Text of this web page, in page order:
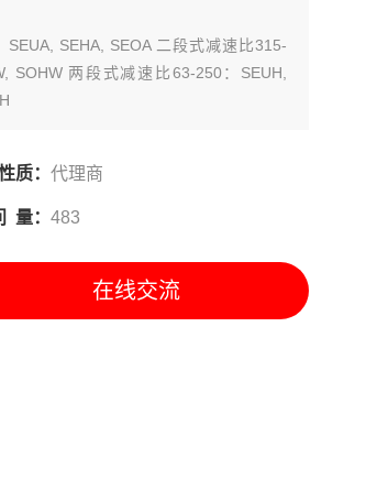
SEHA, SEOA 二段式减速比315-
SOHW 两段式减速比63-250：SEUH,
质： 代理商
量： 483
在线交流